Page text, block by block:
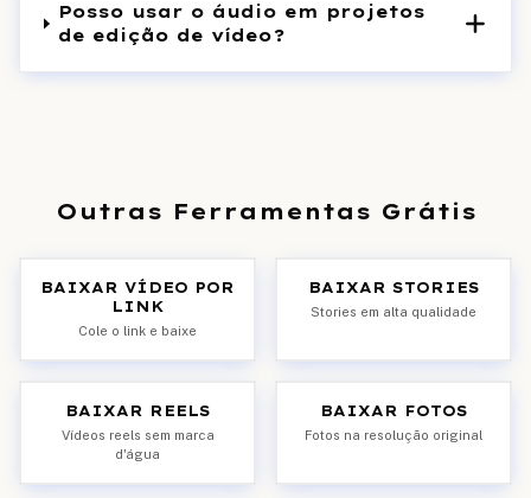
Posso usar o áudio em projetos
de edição de vídeo?
Outras Ferramentas Grátis
BAIXAR VÍDEO POR
LINK
Cole o link e baixe
BAIXAR STORIES
Stories em alta qualidade
BAIXAR REELS
Vídeos reels sem marca
d'água
BAIXAR FOTOS
Fotos na resolução original